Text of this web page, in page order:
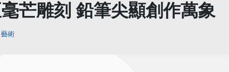
芒雕刻 鉛筆尖顯創作萬象
藝術